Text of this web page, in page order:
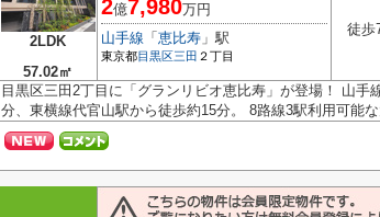
2LDK
57.02㎡
2億7,980万円
山手線 「 恵比寿 」駅
東京都目黒区三田 ２丁目
徒歩
目黒区三田2丁目に「グランリビオ恵比寿」が登場！ 山
分、東横線代官山駅から徒歩約15分。 8路線3駅利用可能